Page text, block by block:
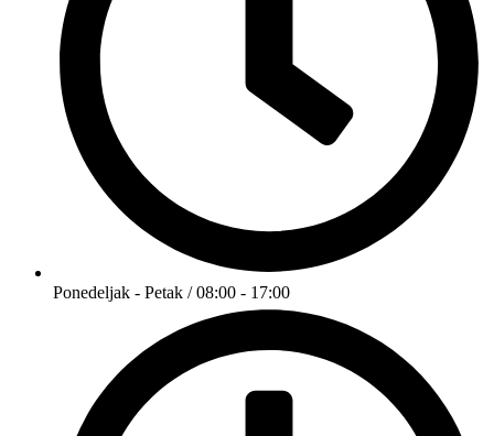
Ponedeljak - Petak / 08:00 - 17:00